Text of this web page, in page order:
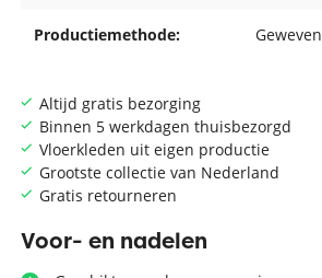
Altijd gratis bezorging
Binnen 5 werkdagen thuisbezorgd
Vloerkleden uit eigen productie
Grootste collectie van Nederland
Gratis retourneren
Voor- en nadelen
Productiemethode: Geweven